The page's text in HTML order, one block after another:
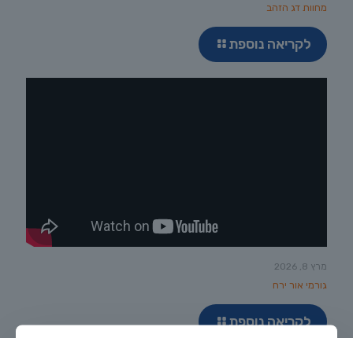
מחוות דג הזהב
לקריאה נוספת
מרץ 8, 2026
גורמי אור ירח
לקריאה נוספת